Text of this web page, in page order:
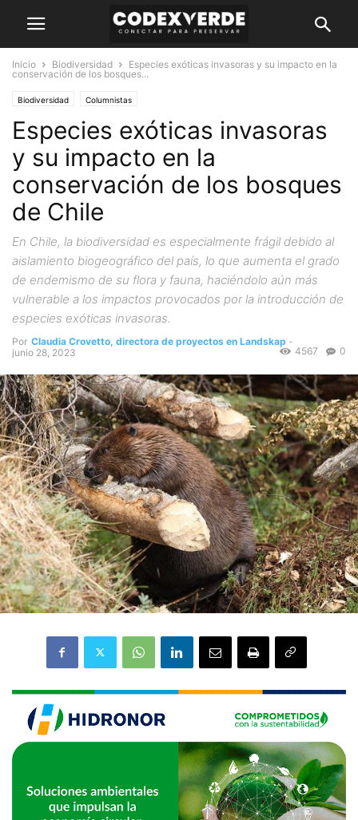
Inicio Biodiversidad
Especies exóticas invasoras y su impacto en la
conservación de los bosques...
Biodiversidad Columnistas
Especies exóticas invasoras
y su impacto en la
conservación de los bosques
de Chile
En Chile, la biodiversidad es especialmente frágil debido al
aislamiento biogeográfico del país, lo que aumenta el grado
de endemismo de su flora y fauna, haciéndolo aún más
vulnerable a los impactos provocados por la introducción de
especies exóticas invasoras.
Por Claudia Crovetto, directora de proyectos en Landskap -
junio 28, 2023
0
4567